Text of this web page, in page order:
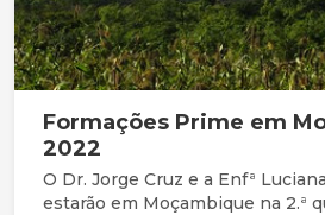
Formações Prime em
2022
O Dr. Jorge Cruz e a Enfª
estarão em Moçambique na 2.ª